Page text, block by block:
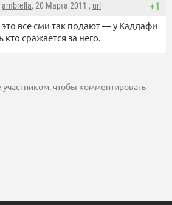
+1
ambrella, 20 Марта 2011 , url
это все сми так подают — у Каддафи
кто сражается за него.
участником, чтобы комментировать